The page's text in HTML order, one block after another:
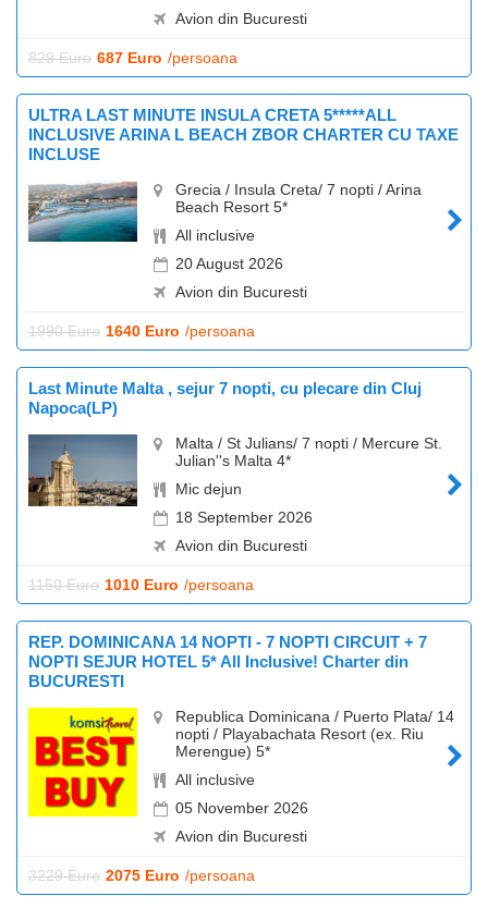
Avion din Bucuresti
829 Euro 687 Euro /persoana
ULTRA LAST MINUTE INSULA CRETA 5*****ALL
INCLUSIVE ARINA L BEACH ZBOR CHARTER CU TAXE
INCLUSE
Grecia / Insula Creta/ 7 nopti / Arina
Beach Resort 5*
All inclusive
20 August 2026
Avion din Bucuresti
1990 Euro 1640 Euro /persoana
Last Minute Malta , sejur 7 nopti, cu plecare din Cluj
Napoca(LP)
Malta / St Julians/ 7 nopti / Mercure St.
Julian''s Malta 4*
Mic dejun
18 September 2026
Avion din Bucuresti
1150 Euro 1010 Euro /persoana
REP. DOMINICANA 14 NOPTI - 7 NOPTI CIRCUIT + 7
NOPTI SEJUR HOTEL 5* All Inclusive! Charter din
BUCURESTI
Republica Dominicana / Puerto Plata/ 14
nopti / Playabachata Resort (ex. Riu
Merengue) 5*
All inclusive
05 November 2026
Avion din Bucuresti
3229 Euro 2075 Euro /persoana